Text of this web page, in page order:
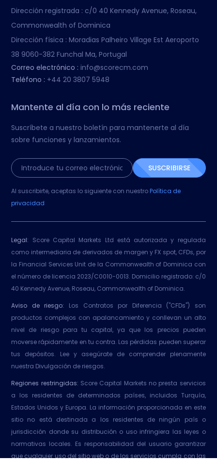
Dirección registrada : c/0 40 Kennedy Avenue, Roseau,
Commonwealth of Dominica
Dirección física : Moradias Palheiro Village Est Aeroporto
38 9060-382 Funchal Ma, Portugal
Correo electrónico : info@scorecm.com
Teléfono : +44 20 3807 5948
Mantente al día con lo más reciente
Suscríbete a nuestro boletín para mantenerte al día
sobre funciones y lanzamientos.
SUSCRIBIRSE
Al suscribirte, aceptas lo siguiente con nuestroPolítica de
privacidad
Legal: Score Capital Markets Ltd está autorizada y regulada
como intermediaria de derivados de margen y FX spot, CFDs, por
la Financial Services Unit de la Commonwealth of Dominica con
el número de licencia 2023/C0010-0013. Domicilio registrado: c/0
40 Kennedy Avenue, Roseau, Commonwealth of Dominica.
Aviso de riesgo: Los Contratos por Diferencia ("CFDs") son
productos complejos con apalancamiento y conllevan un alto
nivel de riesgo para tu capital, ya que los precios pueden
moverse rápidamente en tu contra. Las pérdidas pueden superar
tus depósitos. Lee y asegúrate de comprender plenamente
nuestra Divulgación de riesgos.
Regiones restringidas: Score Capital Markets no presta servicios
a los residentes de determinados países, incluidos Turquía,
Estados Unidos y Europa. La información proporcionada en este
sitio no está destinada a los residentes de ningún país o
jurisdicción donde su distribución o uso infringiera las leyes o
normativas locales. Es responsabilidad del usuario garantizar
que cualquier uso del sitio web o de los servicios cumpla con las